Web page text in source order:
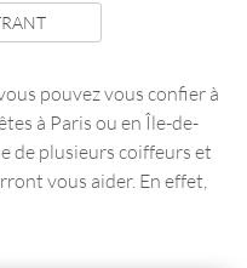
pouvez vous confier à
à Paris ou en Île-de-
de plusieurs coiffeurs et
vous aider. En effet,